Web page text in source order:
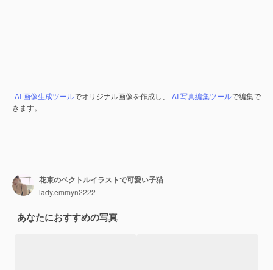
AI 画像生成ツールでオリジナル画像を作成し、 AI 写真編集ツールで編集で
きます。
花束のベクトルイラストで可愛い子猫
lady.emmyn2222
あなたにおすすめの写真